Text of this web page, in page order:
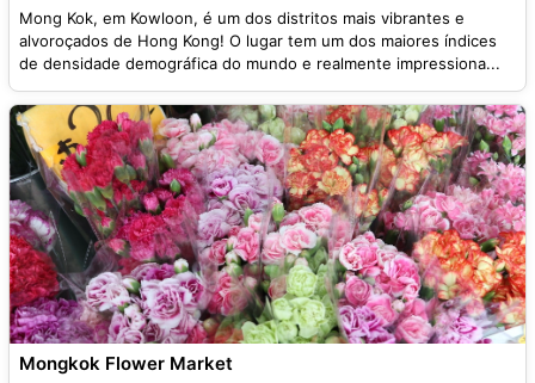
Mong Kok, em Kowloon, é um dos distritos mais vibrantes e
alvoroçados de Hong Kong! O lugar tem um dos maiores índices
de densidade demográfica do mundo e realmente impressiona...
Mongkok Flower Market